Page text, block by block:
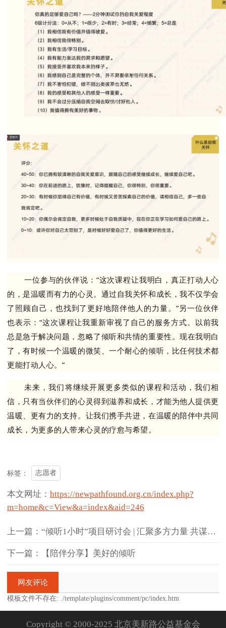
一位参与的伙伴说：“这次课程让我明白，真正打动人心
的，是温暖而有力的心灵。通过自我关怀和成长，我不仅学会
了照顾自己，也找到了更好地陪伴他人的力量。”另一位伙伴
也表示：“这次课程让我重新审视了自己的服务方式。以前我
总是急于解决问题，忽略了倾听和共情的重要性。现在我明白
了，有时候一个温暖的微笑、一个耐心的倾听，比任何技术都
更能打动人心。”
未来，我们将继续开展更多类似的课程和活动，我们相
信，只有当伙伴们的心灵得到滋养和成长，才能为他人提供更
温暖、更有力的支持。让我们携手共进，在温暖的陪伴中共同
成长，为更多的人带来心灵的疗愈与希望。
标签： 志愿者
本文网址： https://newpathfound.org.cn/index.php?
m=home&c=View&a=index&aid=246
上一篇：“倾听1小时”项目研讨会 | 汇聚多方力量 共谋倾听服务新篇
下一篇：【陪伴分享】美好的倾听
网友评论
模板文件不存在: ./template/plugins/comment/pc/index.htm
Copyright © 2000-2025 北京美新路公益基金会